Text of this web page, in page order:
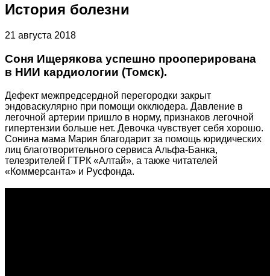
История болезни
21 августа 2018
Соня Ищерякова успешно прооперирована
в НИИ кардиологии (Томск).
Дефект межпредсердной перегородки закрыт
эндоваскулярно при помощи окклюдера. Давление в
легочной артерии пришло в норму, признаков легочной
гипертензии больше нет. Девочка чувствует себя хорошо.
Сонина мама Мария благодарит за помощь юридических
лиц благотворительного сервиса Альфа-Банка,
телезрителей ГТРК «Алтай», а также читателей
«Коммерсанта» и Русфонда.